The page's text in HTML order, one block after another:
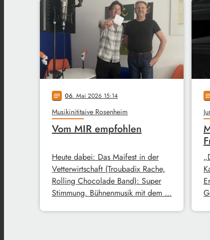
notes 06. Mai 2026 15:14
Musikinititaive Rosenheim
Vom MIR empfohlen
Heute dabei: Das Maifest in der
Vetterwirtschaft (Troubadix Rache,
Rolling Chocolade Band): Super
Stimmung. Bühnenmusik mit dem …